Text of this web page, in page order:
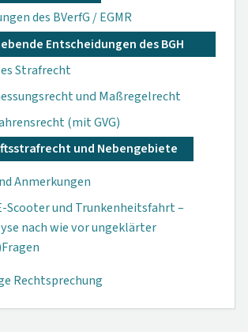
des BVerfG / EGMR
Entscheidungen des BGH
Strafrecht
und Maßregelrecht
(mit GVG)
und Nebengebiete
Anmerkungen
Scooter und Trunkenheitsfahrt –
nach wie vor ungeklärter
Rechtsprechung